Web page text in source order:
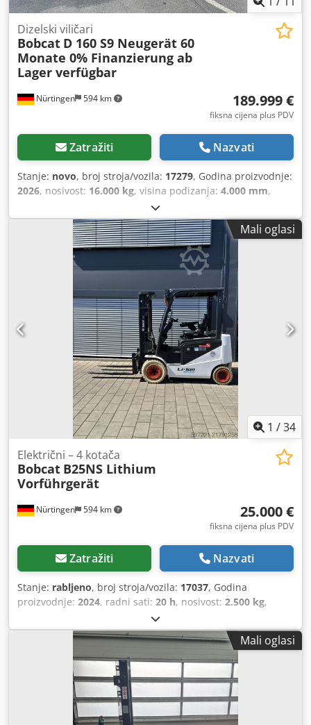
Nürtingen 594 km
Dizelski viličari
Bobcat D 160 S9 Neugerät 60
Monate 0% Finanzierung ab
Lager verfügbar
189.999 €
fiksna cijena plus PDV
Zatražiti Nazvati
Stanje: novo, broj stroja/vozila: 17279, Godina proizvodnje:
2026, nosivost: 16.000 kg, visina podizanja: 4.000 mm,
, težište tereta:
goriva:dizel, vrsta jarbola:triplex, građevinska visina:
, duljina vilica:2.400 mm, veličina prednje
12.00-20 100%, veličina stražnje gume:
, ukupna masa: , Oprema: kabina
Cjdjzp T Auepfx Aamoha Serijski broj: FDC0H-5107-00494
Mali oglasi
1 /34
Nürtingen 594 km
Električni – 4 kotača
Bobcat B25NS Lithium
Vorführgerät
25.000 €
fiksna cijena plus PDV
Zatražiti Nazvati
Stanje: rabljeno, broj stroja/vozila: 17037, Godina
proizvodnje: 2024, radni sati: 20 h, nosivost: 2.500 kg,
, slobodno dizanje:
težište tereta:500 mm, vrsta goriva:električni, vrsta
, građevinska visina:2.180 mm, napon
48 V, duljina vilica:1.200 mm, veličina prednje
23X9-10, veličina stražnje gume:18X7-8, ukupna
3.552 kg
, 5141046 Serijski broj: FBA47-4880-01823
Chsdpfjy Hau Ijx Aamea Podaci o bateriji: 48 V, 600 Ah,
Mali oglasi